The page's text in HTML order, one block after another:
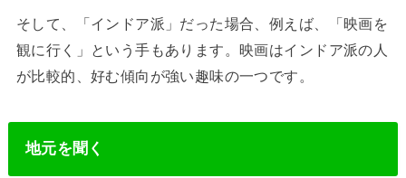
そして、「インドア派」だった場合、例えば、「映画を
観に行く」という手もあります。映画はインドア派の人
が比較的、好む傾向が強い趣味の一つです。
地元を聞く